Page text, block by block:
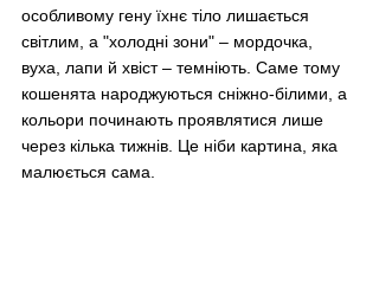
особливому гену їхнє тіло лишається
світлим, а "холодні зони" – мордочка,
вуха, лапи й хвіст – темніють. Саме тому
кошенята народжуються сніжно-білими, а
кольори починають проявлятися лише
через кілька тижнів. Це ніби картина, яка
малюється сама.